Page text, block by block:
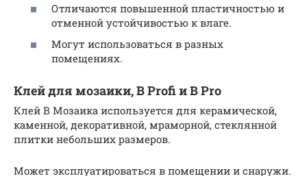
Отличаются повышенной пластичностью и
отменной устойчивостью к влаге.
Могут использоваться в разных
помещениях.
Клей для мозаики, B Profi и B Pro
Клей В Мозаика используется для керамической,
каменной, декоративной, мраморной, стеклянной
плитки небольших размеров.
Может эксплуатироваться в помещении и снаружи.